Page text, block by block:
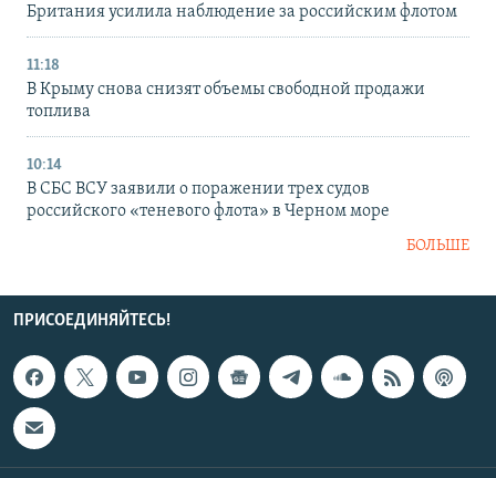
Британия усилила наблюдение за российским флотом
11:18
В Крыму снова снизят объемы свободной продажи
топлива
10:14
В СБС ВСУ заявили о поражении трех судов
российского «теневого флота» в Черном море
БОЛЬШЕ
ПРИСОЕДИНЯЙТЕСЬ!